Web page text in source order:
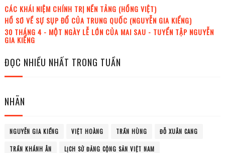
CÁC KHÁI NIỆM CHÍNH TRỊ NỀN TẢNG (HỒNG VIỆT)
HỒ SƠ VỀ SỰ SỤP ĐỔ CỦA TRUNG QUỐC (NGUYỄN GIA KIỂNG)
30 THÁNG 4 - MỘT NGÀY LỄ LỚN CỦA MAI SAU - TUYỂN TẬP NGUYỄN
GIA KIỂNG
ĐỌC NHIỀU NHẤT TRONG TUẦN
NHÃN
NGUYỄN GIA KIỂNG VIỆT HOÀNG TRẦN HÙNG ĐỖ XUÂN CANG
TRẦN KHÁNH ÂN LỊCH SỬ ĐẢNG CỘNG SẢN VIỆT NAM